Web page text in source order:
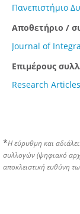
Πανεπιστήμιο
Αποθετήριο /
Journal of
Επιμέρους
Research Articles
*Η εύρυθμη και
συλλογών (ψηφιακό
αποκλειστική ευθύνη